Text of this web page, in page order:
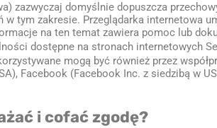
zazwyczaj domyślnie dopuszcza
tym zakresie. Przeglądarka internetowa
na ten temat zawiera pomoc lub
dostępne na stronach internetowych
mogą być również przez
Facebook (Facebook Inc. z siedzibą w
i cofać zgodę?